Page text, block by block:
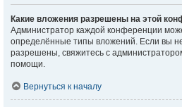
Какие вложения разрешены на этой
Администратор каждой конференции
определённые типы вложений. Если вы
разрешены, свяжитесь с
помощи.
Вернуться к началу